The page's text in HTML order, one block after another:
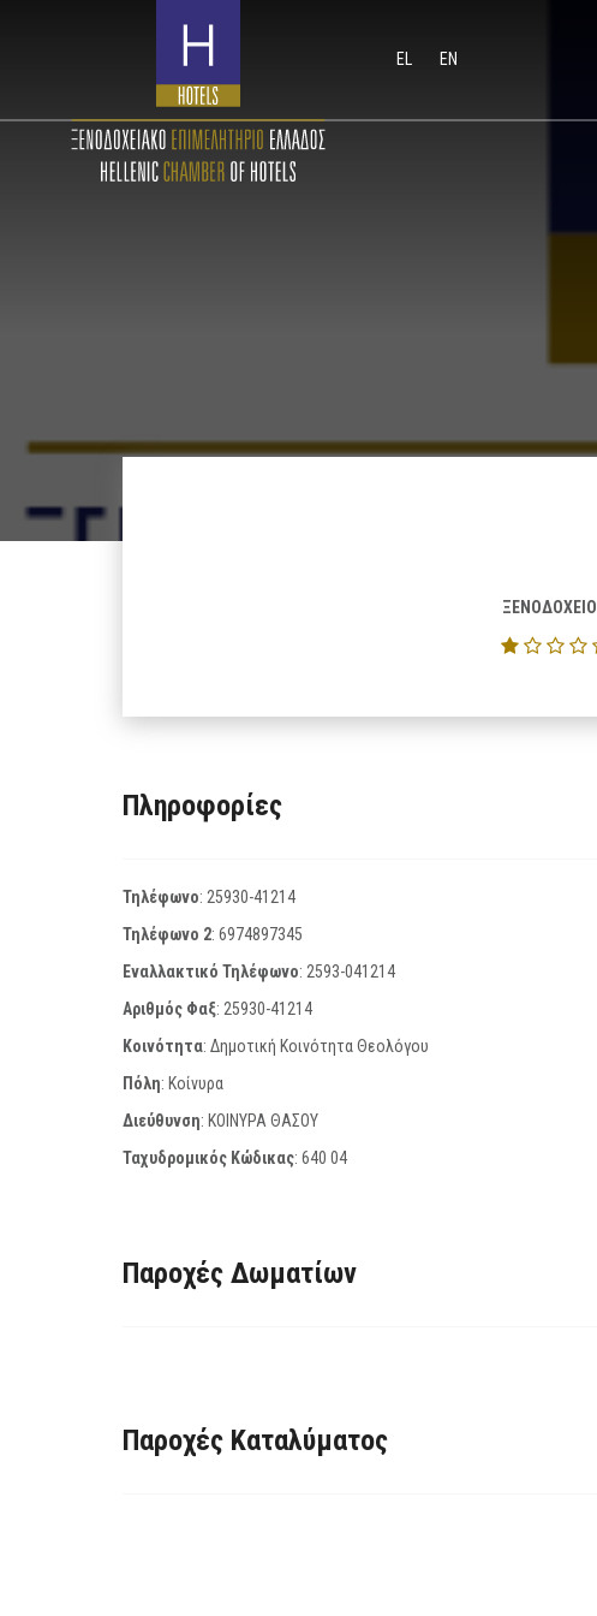
EL EN
ΞΕΝΟΔΟΧΕΙΟ
Πληροφορίες
Τηλέφωνο: 25930-41214
Τηλέφωνο 2: 6974897345
Εναλλακτικό Τηλέφωνο: 2593-041214
Αριθμός Φαξ: 25930-41214
Κοινότητα: Δημοτική Κοινότητα Θεολόγου
Πόλη: Κοίνυρα
Διεύθυνση: ΚΟΙΝΥΡΑ ΘΑΣΟΥ
Ταχυδρομικός Κώδικας: 640 04
Παροχές Δωματίων
Παροχές Καταλύματος